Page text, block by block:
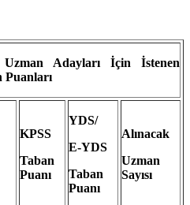
Uzman Adayları İçin İstenen
Puanları
KPSS
Taban
Puanı
YDS/
E-YDS
Taban
Puanı
Alınacak
Uzman
Sayısı